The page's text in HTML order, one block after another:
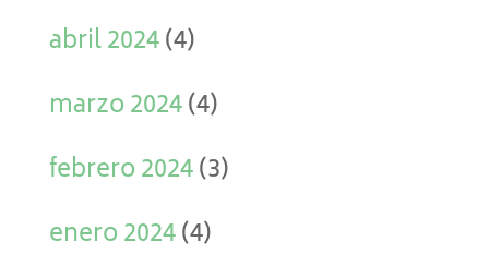
abril 2024(4)
marzo 2024(4)
febrero 2024(3)
enero 2024(4)